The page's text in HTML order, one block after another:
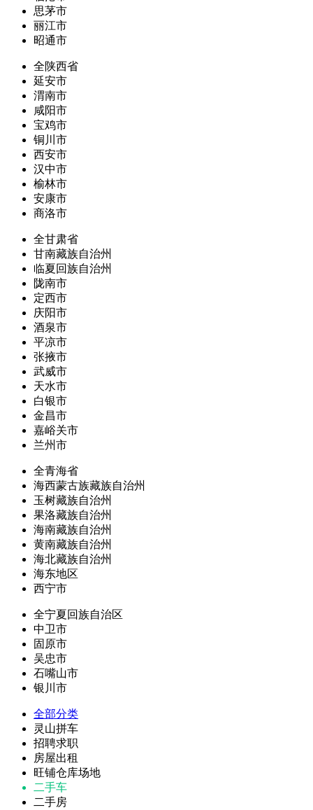
思茅市
丽江市
昭通市
全陕西省
延安市
渭南市
咸阳市
宝鸡市
铜川市
西安市
汉中市
榆林市
安康市
商洛市
全甘肃省
甘南藏族自治州
临夏回族自治州
陇南市
定西市
庆阳市
酒泉市
平凉市
张掖市
武威市
天水市
白银市
金昌市
嘉峪关市
兰州市
全青海省
海西蒙古族藏族自治州
玉树藏族自治州
果洛藏族自治州
海南藏族自治州
黄南藏族自治州
海北藏族自治州
海东地区
西宁市
全宁夏回族自治区
中卫市
固原市
吴忠市
石嘴山市
银川市
全部分类
灵山拼车
招聘求职
房屋出租
旺铺仓库场地
二手车
二手房